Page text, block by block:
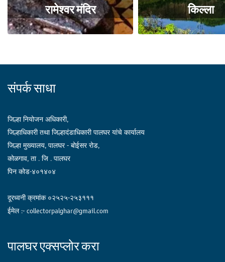
रामेश्वर मंदिर
किल्ला
संपर्क साधा
जिल्हा नियोजन अधिकारी,
जिल्हाधिकारी तथा जिल्हादंडाधिकारी पालघर यांचे कार्यालय
जिल्हा मुख्यालय, पालघर - बोईसर रोड,
कोळगाव, ता . जि . पालघर
पिन कोड-४०१४०४
दूरध्वनी क्रमांक ०२५२५-२५३१११
ईमेल :- collectorpalghar@gmail.com
पालघर एक्सप्लोर करा